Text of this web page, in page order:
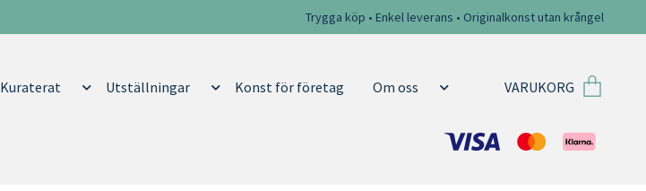
Trygga köp • Enkel leverans • Originalkonst utan krångel
Kuraterat Utställningar Konst för företag Om oss VARUKORG